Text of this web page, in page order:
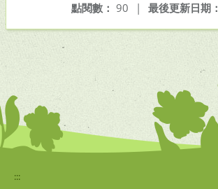
最後更新日期：
點閱數： 90 |
:::